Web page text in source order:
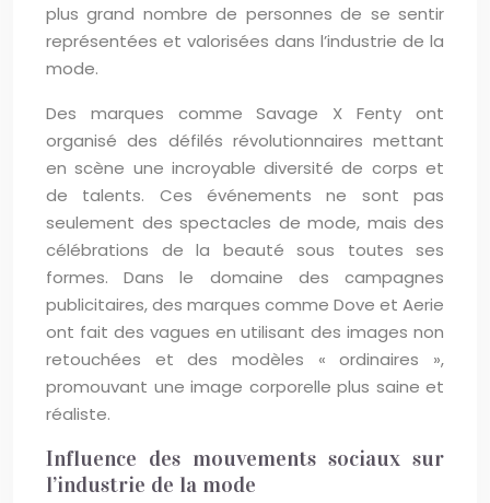
plus grand nombre de personnes de se sentir
représentées et valorisées dans l’industrie de la
mode.
Des marques comme Savage X Fenty ont
organisé des défilés révolutionnaires mettant
en scène une incroyable diversité de corps et
de talents. Ces événements ne sont pas
seulement des spectacles de mode, mais des
célébrations de la beauté sous toutes ses
formes. Dans le domaine des campagnes
publicitaires, des marques comme Dove et Aerie
ont fait des vagues en utilisant des images non
retouchées et des modèles « ordinaires »,
promouvant une image corporelle plus saine et
réaliste.
Influence des mouvements sociaux sur
l’industrie de la mode